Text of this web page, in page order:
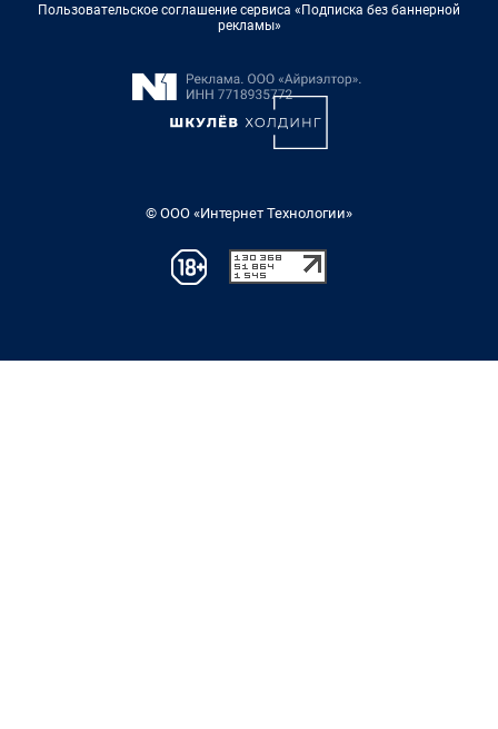
Пользовательское соглашение сервиса «Подписка без баннерной
рекламы»
© ООО «Интернет Технологии»